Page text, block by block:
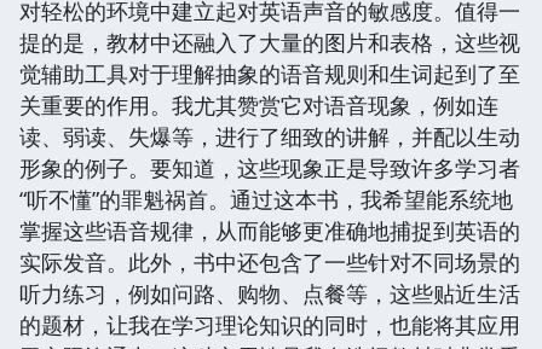
对轻松的环境中建立起对英语声音的敏感度。值得一
提的是，教材中还融入了大量的图片和表格，这些视
觉辅助工具对于理解抽象的语音规则和生词起到了至
关重要的作用。我尤其赞赏它对语音现象，例如连
读、弱读、失爆等，进行了细致的讲解，并配以生动
形象的例子。要知道，这些现象正是导致许多学习者
“听不懂”的罪魁祸首。通过这本书，我希望能系统地
掌握这些语音规律，从而能够更准确地捕捉到英语的
实际发音。此外，书中还包含了一些针对不同场景的
听力练习，例如问路、购物、点餐等，这些贴近生活
的题材，让我在学习理论知识的同时，也能将其应用